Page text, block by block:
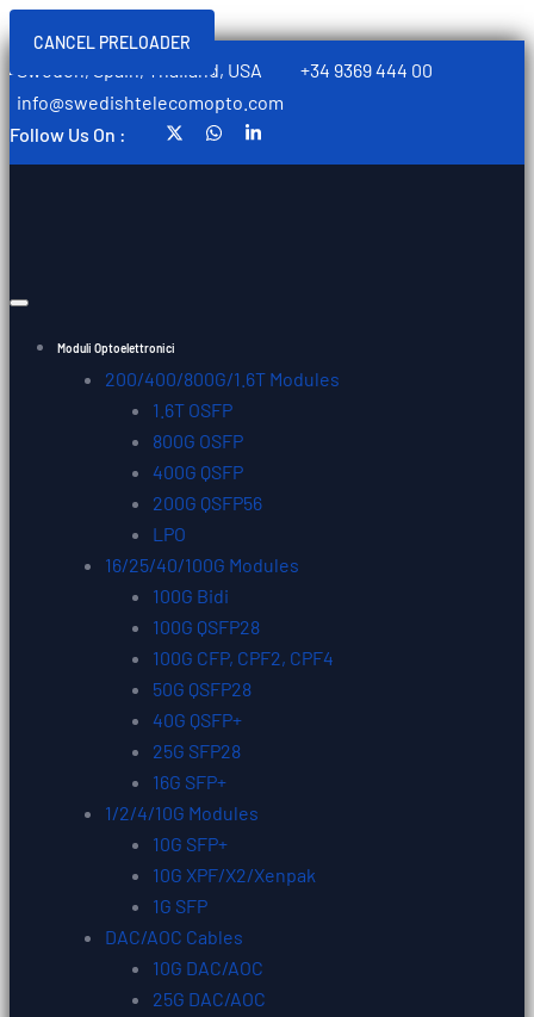
CANCEL PRELOADER
Sweden, Spain, Thailand, USA
+34 9369 444 00
info@swedishtelecomopto.com
Follow Us On :
Moduli Optoelettronici
200/400/800G/1.6T Modules
1.6T OSFP
800G OSFP
400G QSFP
200G QSFP56
LPO
16/25/40/100G Modules
100G Bidi
100G QSFP28
100G CFP, CPF2, CPF4
50G QSFP28
40G QSFP+
25G SFP28
16G SFP+
1/2/4/10G Modules
10G SFP+
10G XPF/X2/Xenpak
1G SFP
DAC/AOC Cables
10G DAC/AOC
25G DAC/AOC